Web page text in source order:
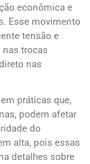
econômica e
Esse movimento
tensão e
nas trocas
nas
práticas que,
podem afetar
do
alta, pois essas
detalhes sobre